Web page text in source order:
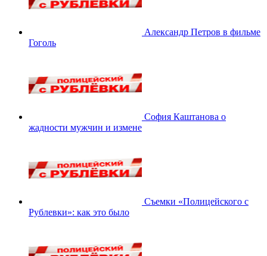
Александр Петров в фильме
Гоголь
София Каштанова о
жадности мужчин и измене
Съемки «Полицейского с
Рублевки»: как это было